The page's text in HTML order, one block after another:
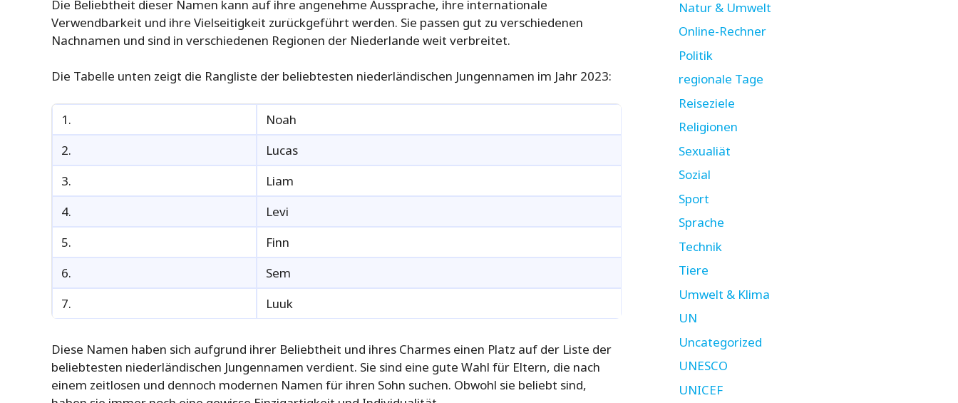
Die Beliebtheit dieser Namen kann auf ihre angenehme Aussprache, ihre internationale
Verwendbarkeit und ihre Vielseitigkeit zurückgeführt werden. Sie passen gut zu verschiedenen
Nachnamen und sind in verschiedenen Regionen der Niederlande weit verbreitet.
Die Tabelle unten zeigt die Rangliste der beliebtesten niederländischen Jungennamen im Jahr 2023:
1.
Noah
2.
Lucas
3.
Liam
4.
Levi
5.
Finn
6.
Sem
7.
Luuk
Diese Namen haben sich aufgrund ihrer Beliebtheit und ihres Charmes einen Platz auf der Liste der
beliebtesten niederländischen Jungennamen verdient. Sie sind eine gute Wahl für Eltern, die nach
einem zeitlosen und dennoch modernen Namen für ihren Sohn suchen. Obwohl sie beliebt sind,
Natur & Umwelt
Online-Rechner
Politik
regionale Tage
Reiseziele
Religionen
Sexualiät
Sozial
Sport
Sprache
Technik
Tiere
Umwelt & Klima
UN
Uncategorized
UNESCO
UNICEF